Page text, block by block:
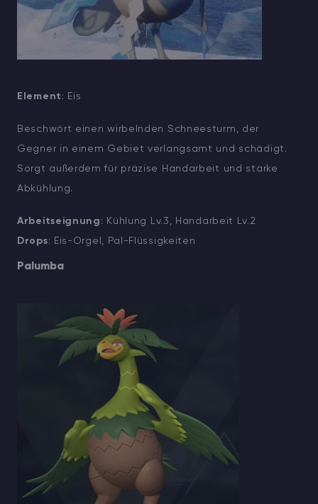
Element : Eis
Beschwört einen wirbelnden Schneesturm, der
Gegner in einem Gebiet verlangsamt und schädigt.
Sorgt außerdem für präzise Handarbeit und starke
Abkühlung.
Arbeitseignung : Kühlung Lv.3, Handarbeit Lv.2
Drops: Eis-Orgel, Pal-Flüssigkeiten
Palumba